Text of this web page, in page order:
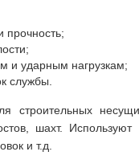
прочность;
и ударным нагрузкам;
службы.
строительных
шахт. Используют
и т.д.